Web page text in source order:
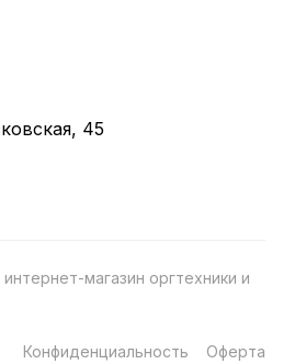
45
магазин оргтехники и
Конфиденциальность Оферта